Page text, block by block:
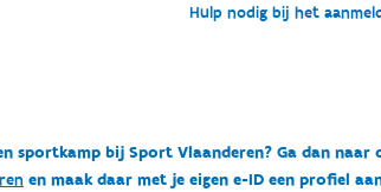
Hulp nodig bij het
sportkamp bij Sport Vlaanderen? Ga dan naar
en maak daar met je eigen e-ID een profiel